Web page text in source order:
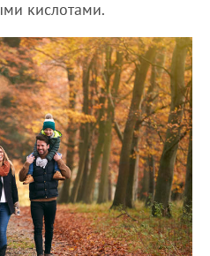
кислотами.